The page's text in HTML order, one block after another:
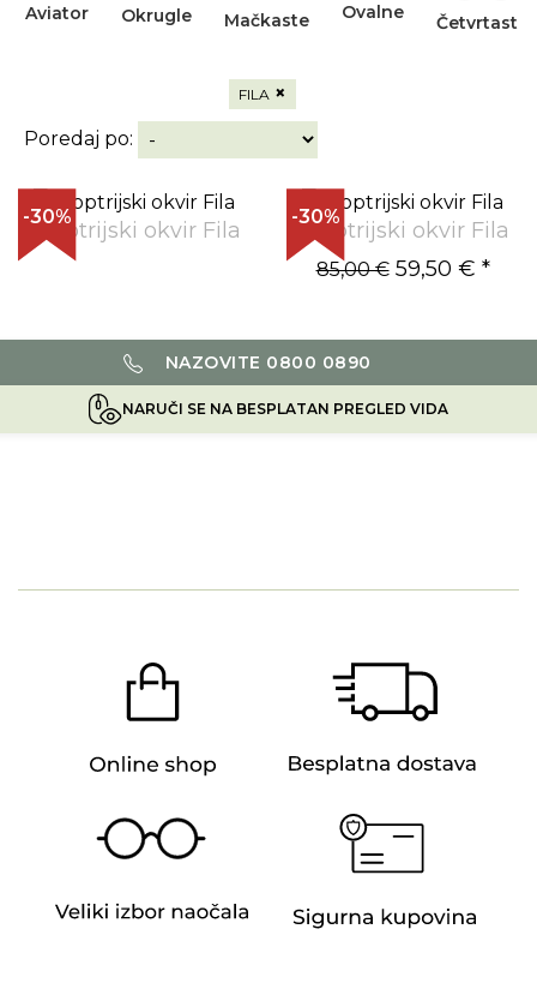
Aviator Okrugle Mačkaste Ovalne Četvrtaste
FILA ×
Poredaj po:
-30%
Dioptrijski okvir Fila
-30%
Dioptrijski okvir Fila
85,00 €59,50 € *
NAZOVITE 0800 0890
NARUČI SE NA BESPLATAN PREGLED VIDA